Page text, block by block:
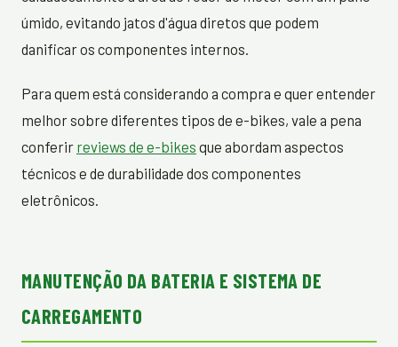
úmido, evitando jatos d'água diretos que podem
danificar os componentes internos.
Para quem está considerando a compra e quer entender
melhor sobre diferentes tipos de e-bikes, vale a pena
conferir reviews de e-bikes que abordam aspectos
técnicos e de durabilidade dos componentes
eletrônicos.
MANUTENÇÃO DA BATERIA E SISTEMA DE
CARREGAMENTO